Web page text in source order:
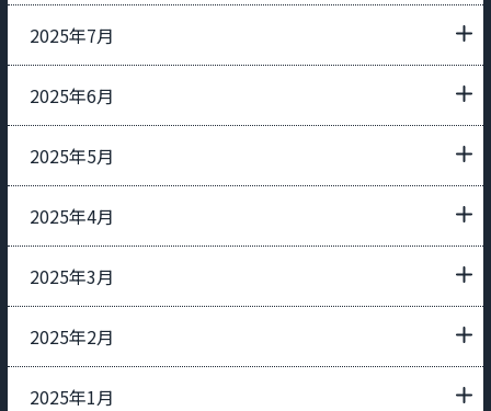
2025年7月
2025年6月
2025年5月
2025年4月
2025年3月
2025年2月
2025年1月